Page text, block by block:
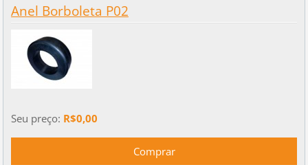
Anel Borboleta P02
Seu preço: R$0,00